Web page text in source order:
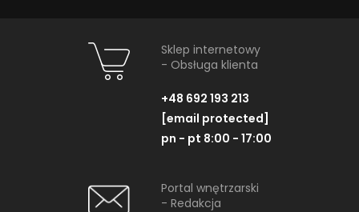
Sklep internetowy
- Obsługa klienta
+48 692 193 213
[email protected]
pn - pt 8:00 - 17:00
Portal wnętrzarski
- Redakcja